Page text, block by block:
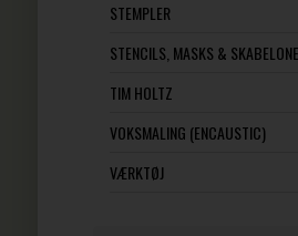
STEMPLER
STENCILS, MASKS &
TIM HOLTZ
VOKSMALING (ENCAUSTIC)
VÆRKTØJ